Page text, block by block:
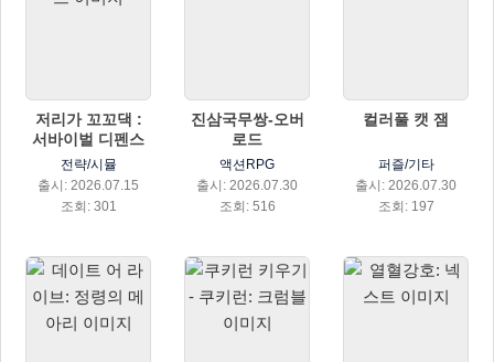
저리가 꼬꼬댁 :
서바이벌 디펜스
전략/시뮬
출시: 2026.07.15
조회: 301
진삼국무쌍-오버
로드
액션RPG
출시: 2026.07.30
조회: 516
컬러풀 캣 잼
퍼즐/기타
출시: 2026.07.30
조회: 197